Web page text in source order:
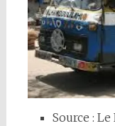
Source :